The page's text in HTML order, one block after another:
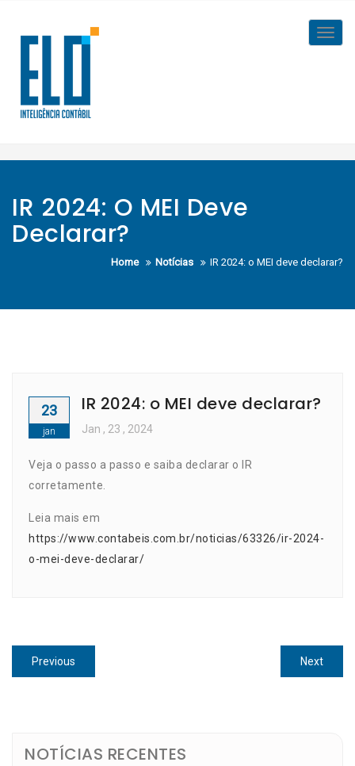
content
IR 2024: O MEI Deve
Declarar?
Home Notícias IR 2024: o MEI deve declarar?
23
jan
IR 2024: o MEI deve declarar?
Jan , 23 , 2024
Veja o passo a passo e saiba declarar o IR
corretamente.
Leia mais em
https://www.contabeis.com.br/noticias/63326/ir-2024-
o-mei-deve-declarar/
Navegação
de
Previous
post:
NextNext
post:
NOTÍCIAS RECENTES